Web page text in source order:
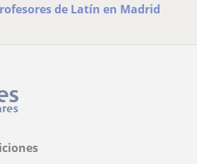
de Latín en Madrid